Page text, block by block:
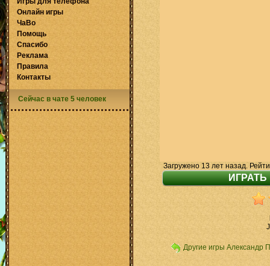
Загружено 13 лет назад.
Другие игры Александр
Онлайн игры
ЧаВо
Помощь
Спасибо
Реклама
Правила
Контакты
Сейчас в чате 5 человек